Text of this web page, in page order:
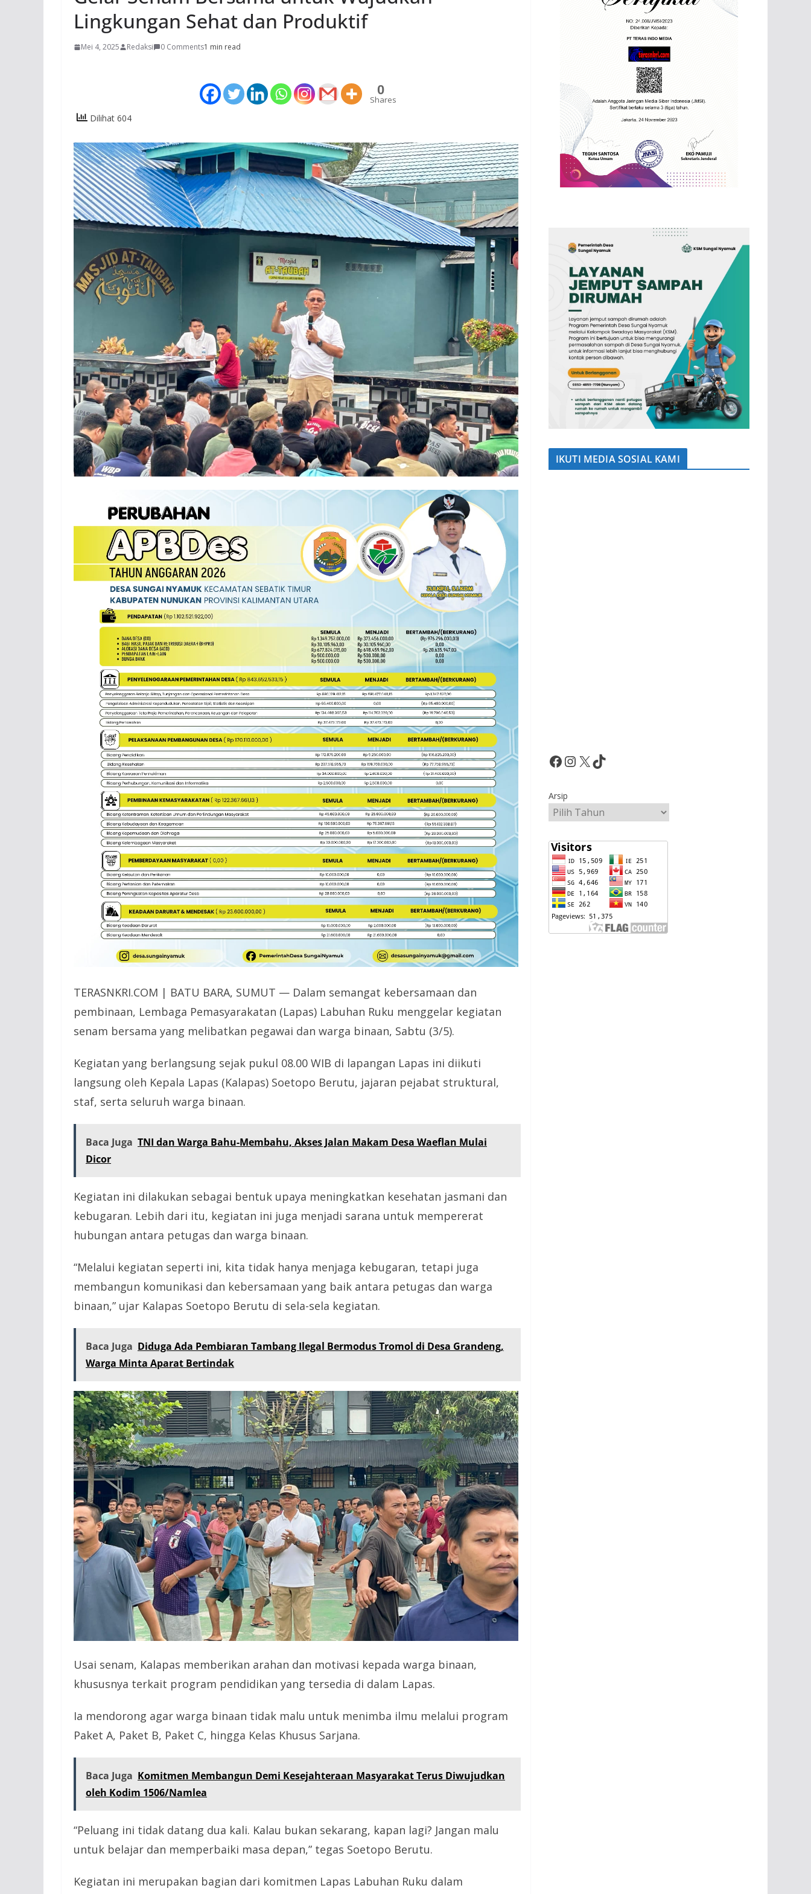
Lingkungan Sehat dan Produktif
Mei 4, 2025 Redaksi 0 Comments1 min read
0
Shares
Dilihat 604
TERASNKRI.COM | BATU BARA, SUMUT — Dalam semangat kebersamaan dan
pembinaan, Lembaga Pemasyarakatan (Lapas) Labuhan Ruku menggelar kegiatan
senam bersama yang melibatkan pegawai dan warga binaan, Sabtu (3/5).
Kegiatan yang berlangsung sejak pukul 08.00 WIB di lapangan Lapas ini diikuti
langsung oleh Kepala Lapas (Kalapas) Soetopo Berutu, jajaran pejabat struktural,
staf, serta seluruh warga binaan.
Baca Juga TNI dan Warga Bahu-Membahu, Akses Jalan Makam Desa Waeflan Mulai
Dicor
Kegiatan ini dilakukan sebagai bentuk upaya meningkatkan kesehatan jasmani dan
kebugaran. Lebih dari itu, kegiatan ini juga menjadi sarana untuk mempererat
hubungan antara petugas dan warga binaan.
“Melalui kegiatan seperti ini, kita tidak hanya menjaga kebugaran, tetapi juga
membangun komunikasi dan kebersamaan yang baik antara petugas dan warga
binaan,” ujar Kalapas Soetopo Berutu di sela-sela kegiatan.
Baca Juga Diduga Ada Pembiaran Tambang Ilegal Bermodus Tromol di Desa Grandeng,
Warga Minta Aparat Bertindak
Usai senam, Kalapas memberikan arahan dan motivasi kepada warga binaan,
khususnya terkait program pendidikan yang tersedia di dalam Lapas.
Ia mendorong agar warga binaan tidak malu untuk menimba ilmu melalui program
Paket A, Paket B, Paket C, hingga Kelas Khusus Sarjana.
Baca Juga Komitmen Membangun Demi Kesejahteraan Masyarakat Terus Diwujudkan
oleh Kodim 1506/Namlea
“Peluang ini tidak datang dua kali. Kalau bukan sekarang, kapan lagi? Jangan malu
untuk belajar dan memperbaiki masa depan,” tegas Soetopo Berutu.
Kegiatan ini merupakan bagian dari komitmen Lapas Labuhan Ruku dalam
IKUTI MEDIA SOSIAL KAMI
Facebook InstagramX TikTok
Arsip